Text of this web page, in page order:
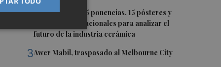
2Ignite reunirá 35 ponencias, 15 pósteres y
expertos internacionales para analizar el
futuro de la industria cerámica
3Awer Mabil, traspasado al Melbourne City